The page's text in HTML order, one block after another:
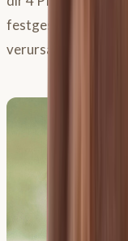
festgestellt wurde,
verursacht.